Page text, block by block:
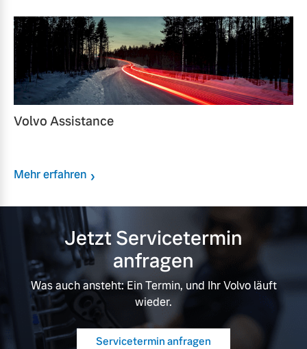
Volvo Assistance
Mehr erfahren
Jetzt Servicetermin
anfragen
Was auch ansteht: Ein Termin, und Ihr Volvo läuft
wieder.
Servicetermin anfragen